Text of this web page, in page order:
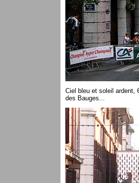
Ciel bleu et soleil ardent,
des Bauges...